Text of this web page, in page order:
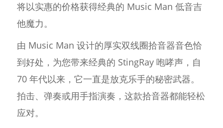
将以实惠的价格获得经典的 Music Man 低音吉
他魔力。
由 Music Man 设计的厚实双线圈拾音器音色恰
到好处，为您带来经典的 StingRay 咆哮声，自
70 年代以来，它一直是放克乐手的秘密武器。
拍击、弹奏或用手指演奏，这款拾音器都能轻松
应对。